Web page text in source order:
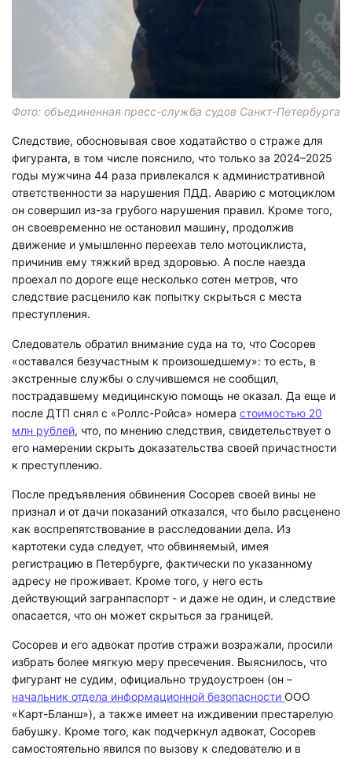
Фото: объединенная пресс-служба судов Санкт-Петербурга
Следствие, обосновывая свое ходатайство о страже для
фигуранта, в том числе пояснило, что только за 2024–2025
годы мужчина 44 раза привлекался к административной
ответственности за нарушения ПДД. Аварию с мотоциклом
он совершил из-за грубого нарушения правил. Кроме того,
он своевременно не остановил машину, продолжив
движение и умышленно переехав тело мотоциклиста,
причинив ему тяжкий вред здоровью. А после наезда
проехал по дороге еще несколько сотен метров, что
следствие расценило как попытку скрыться с места
преступления.
Следователь обратил внимание суда на то, что Сосорев
«оставался безучастным к произошедшему»: то есть, в
экстренные службы о случившемся не сообщил,
пострадавшему медицинскую помощь не оказал. Да еще и
после ДТП снял с «Роллс-Ройса» номера стоимостью 20
млн рублей, что, по мнению следствия, свидетельствует о
его намерении скрыть доказательства своей причастности
к преступлению.
После предъявления обвинения Сосорев своей вины не
признал и от дачи показаний отказался, что было расценено
как воспрепятствование в расследовании дела. Из
картотеки суда следует, что обвиняемый, имея
регистрацию в Петербурге, фактически по указанному
адресу не проживает. Кроме того, у него есть
действующий загранпаспорт - и даже не один, и следствие
опасается, что он может скрыться за границей.
Сосорев и его адвокат против стражи возражали, просили
избрать более мягкую меру пресечения. Выяснилось, что
фигурант не судим, официально трудоустроен (он –
начальник отдела информационной безопасности ООО
«Карт-Бланш»), а также имеет на иждивении престарелую
бабушку. Кроме того, как подчеркнул адвокат, Сосорев
самостоятельно явился по вызову к следователю и в